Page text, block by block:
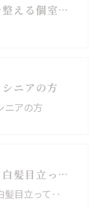
【親子で整える個室美容室】
ニアの方
ニアの方
そろそろ白髪目立って‥
髪目立って‥